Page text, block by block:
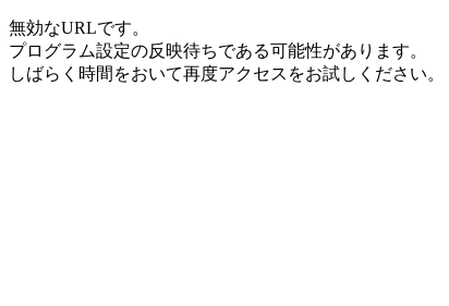
無効なURLです。
プログラム設定の反映待ちである可能性があります。
しばらく時間をおいて再度アクセスをお試しください。